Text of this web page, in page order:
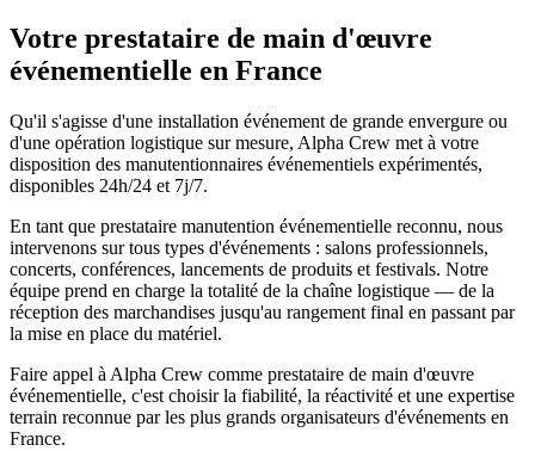
Votre prestataire de main d'œuvre
événementielle en France
Qu'il s'agisse d'une installation événement de grande envergure ou
d'une opération logistique sur mesure, Alpha Crew met à votre
disposition des manutentionnaires événementiels expérimentés,
disponibles 24h/24 et 7j/7.
En tant que prestataire manutention événementielle reconnu, nous
intervenons sur tous types d'événements : salons professionnels,
concerts, conférences, lancements de produits et festivals. Notre
équipe prend en charge la totalité de la chaîne logistique — de la
réception des marchandises jusqu'au rangement final en passant par
la mise en place du matériel.
Faire appel à Alpha Crew comme prestataire de main d'œuvre
événementielle, c'est choisir la fiabilité, la réactivité et une expertise
terrain reconnue par les plus grands organisateurs d'événements en
France.